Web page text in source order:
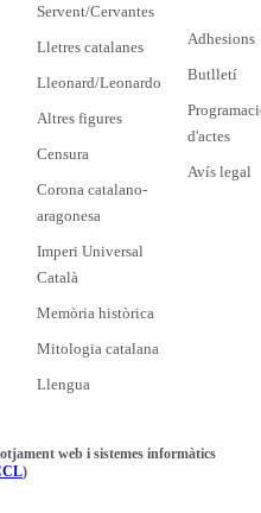
Servent/Cervantes
Lletres catalanes
Lleonard/Leonardo
Altres figures
Censura
Corona catalano-
aragonesa
Imperi Universal
Català
Memòria històrica
Mitologia catalana
Llengua
Adhesions
Butlletí
d'actes
Avís legal
web i sistemes informàtics
)